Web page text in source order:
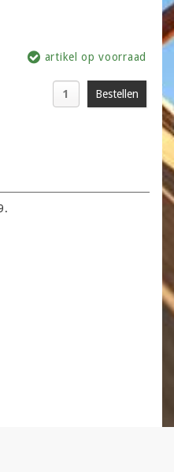
artikel op voorraad